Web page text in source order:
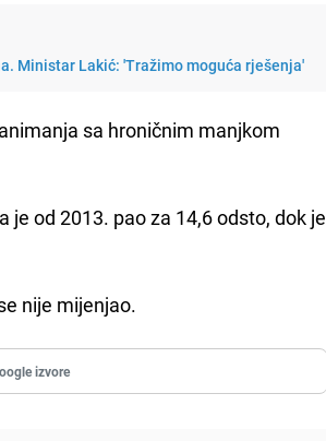
Ministar Lakić: 'Tražimo moguća rješenja'
sa hroničnim manjkom
od 2013. pao za 14,6 odsto, dok je
nije mijenjao.
izvore